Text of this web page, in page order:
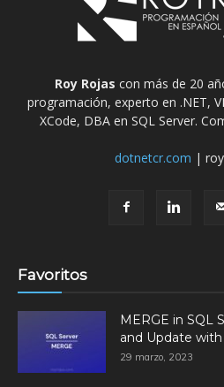
Roy Rojas con más de 20
programación, experto en .NET,
XCode, DBA en SQL Server.
dotnetcr.com |
Favoritos
MERGE in SQL
and Update with
29 marzo, 2023